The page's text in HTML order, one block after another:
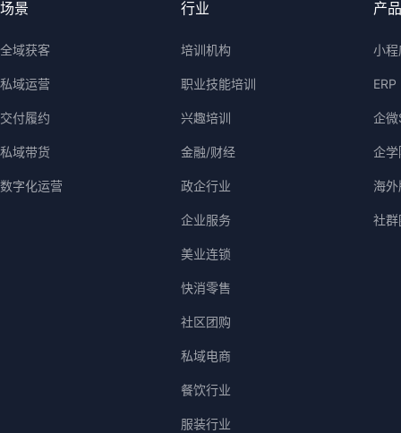
场景
全域获客
私域运营
交付履约
私域带货
数字化运营
行业
培训机构
职业技能培训
兴趣培训
金融/财经
政企行业
企业服务
美业连锁
快消零售
社区团购
私域电商
餐饮行业
服装行业
产品
小
ERP
企微
企学
海
社